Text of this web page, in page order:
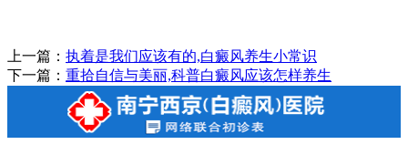
上一篇： 执着是我们应该有的,白癜风养生小常识
下一篇： 重拾自信与美丽,科普白癜风应该怎样养生